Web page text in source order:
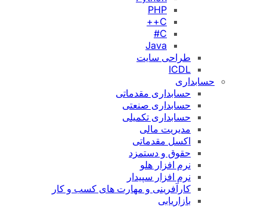
طراحی سایت
حسابداری
حسابداری مقدماتی
حسابداری صنعتی
حسابداری تکمیلی
مدیریت مالی
اکسل مقدماتی
حقوق و دستمزد
نرم افزار هلو
نرم افزار سپیدار
کارآفرینی و مهارت های کسب و کار
بازاریابی